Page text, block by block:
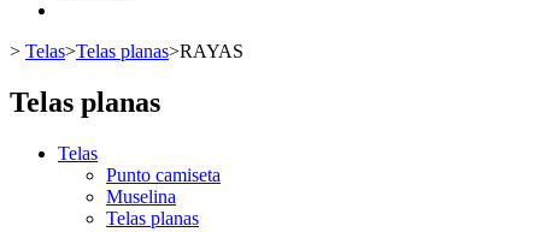
> Telas>Telas planas>RAYAS
Telas planas
Telas
Punto camiseta
Muselina
Telas planas